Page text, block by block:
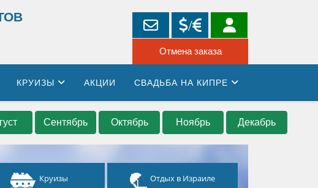
КРУИЗЫ АКЦИИ СВАДЬБА НА КИПРЕ
Сентябрь Октябрь Ноябрь Декабрь
Круизы Отдых в Израиле